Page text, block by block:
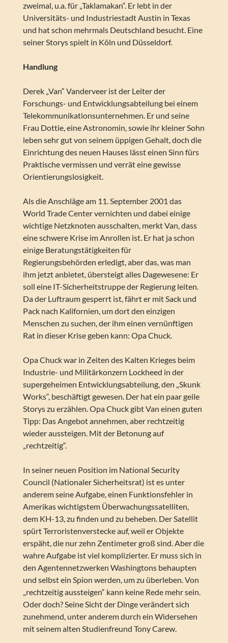
zweimal, u.a. für „Taklamakan“. Er lebt in der
Universitäts- und Industriestadt Austin in Texas
und hat schon mehrmals Deutschland besucht. Eine
seiner Storys spielt in Köln und Düsseldorf.
Handlung
Derek „Van“ Vanderveer ist der Leiter der
Forschungs- und Entwicklungsabteilung bei einem
Telekommunikationsunternehmen. Er und seine
Frau Dottie, eine Astronomin, sowie ihr kleiner Sohn
leben sehr gut von seinem üppigen Gehalt, doch die
Einrichtung des neuen Hauses lässt einen Sinn fürs
Praktische vermissen und verrät eine gewisse
Orientierungslosigkeit.
Als die Anschläge am 11. September 2001 das
World Trade Center vernichten und dabei einige
wichtige Netzknoten ausschalten, merkt Van, dass
eine schwere Krise im Anrollen ist. Er hat ja schon
einige Beratungstätigkeiten für
Regierungsbehörden erledigt, aber das, was man
ihm jetzt anbietet, übersteigt alles Dagewesene: Er
soll eine IT-Sicherheitstruppe der Regierung leiten.
Da der Luftraum gesperrt ist, fährt er mit Sack und
Pack nach Kalifornien, um dort den einzigen
Menschen zu suchen, der ihm einen vernünftigen
Rat in dieser Krise geben kann: Opa Chuck.
Opa Chuck war in Zeiten des Kalten Krieges beim
Industrie- und Militärkonzern Lockheed in der
supergeheimen Entwicklungsabteilung, den „Skunk
Works“, beschäftigt gewesen. Der hat ein paar geile
Storys zu erzählen. Opa Chuck gibt Van einen guten
Tipp: Das Angebot annehmen, aber rechtzeitig
wieder aussteigen. Mit der Betonung auf
„rechtzeitig“.
In seiner neuen Position im National Security
Council (Nationaler Sicherheitsrat) ist es unter
anderem seine Aufgabe, einen Funktionsfehler in
Amerikas wichtigstem Überwachungssatelliten,
dem KH-13, zu finden und zu beheben. Der Satellit
spürt Terroristenverstecke auf, weil er Objekte
erspäht, die nur zehn Zentimeter groß sind. Aber die
wahre Aufgabe ist viel komplizierter. Er muss sich in
den Agentennetzwerken Washingtons behaupten
und selbst ein Spion werden, um zu überleben. Von
„rechtzeitig aussteigen“ kann keine Rede mehr sein.
Oder doch? Seine Sicht der Dinge verändert sich
zunehmend, unter anderem durch ein Widersehen
mit seinem alten Studienfreund Tony Carew.